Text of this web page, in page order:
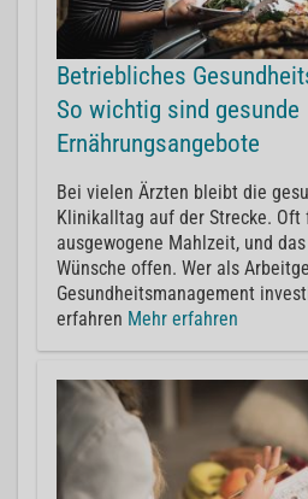
Betriebliches
So wichtig sind gesunde
Ernährungsangebote
Bei vielen Ärzten bleibt die
Klinikalltag auf der Strecke.
ausgewogene Mahlzeit, und
Wünsche offen. Wer als
Gesundheitsmanagement
erfahren Mehr erfahren